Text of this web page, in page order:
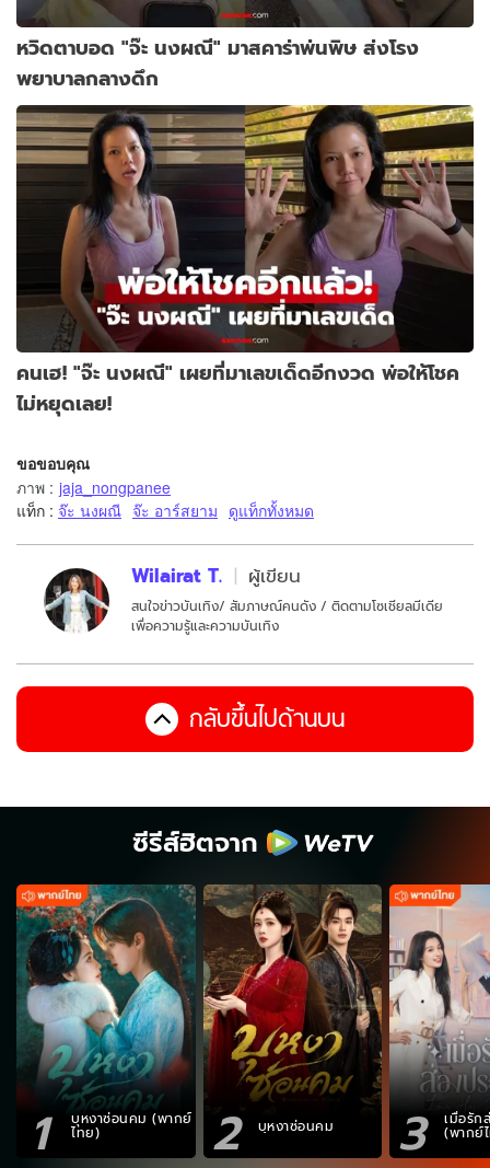
หวิดตาบอด "จ๊ะ นงผณี" มาสคาร่าพ่นพิษ ส่งโรง
พยาบาลกลางดึก
คนเฮ! "จ๊ะ นงผณี" เผยที่มาเลขเด็ดอีกงวด พ่อให้โชค
ไม่หยุดเลย!
ขอขอบคุณ
ภาพ : jaja_nongpanee
แท็ก : จ๊ะ นงผณี จ๊ะ อาร์สยาม ดูแท็กทั้งหมด
Wilairat T. ผู้เขียน
สนใจข่าวบันเทิง/ สัมภาษณ์คนดัง / ติดตามโซเชียลมีเดีย
เพื่อความรู้และความบันเทิง
กลับขึ้นไปด้านบน
ซีรีส์ฮิตจาก
1 บุหงาซ่อนคม (พากย์
ไทย) 2 บุหงาซ่อนคม 3 เมื่อรัก
(พากย์